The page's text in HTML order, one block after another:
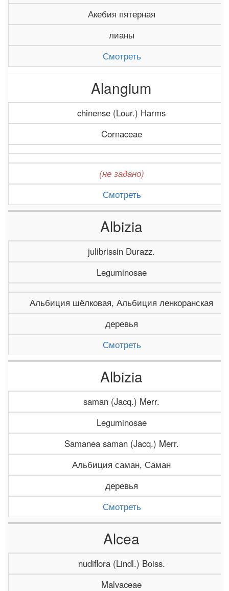
Акебия пятерная
лианы
Смотреть
Alangium
chinense (Lour.) Harms
Cornaceae
(не задано)
Смотреть
Albizia
julibrissin Durazz.
Leguminosae
Альбиция шёлковая, Альбиция ленкоранская
деревья
Смотреть
Albizia
saman (Jacq.) Merr.
Leguminosae
Samanea saman (Jacq.) Merr.
Альбиция саман, Саман
деревья
Смотреть
Alcea
nudiflora (Lindl.) Boiss.
Malvaceae